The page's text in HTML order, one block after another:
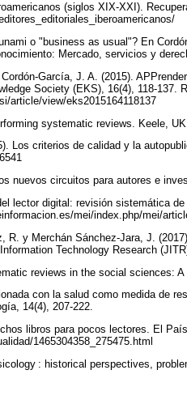
(siglos XIX-XXI).
o "business as usual"? En
Mercado, servicios y
García, J. A. (2015).
Society (EKS), 16(4), 118-137.
article/view/eks2015164118137
systematic reviews. Keele,
Los criterios de calidad y la
nuevos circuitos para autores e
lector digital: revisión sistemática
mei/index.php/mei/
R. y Merchán Sánchez-Jara, J.
Technology Research
reviews in the social sciences:
con la salud como medida de
14(4), 207-222.
libros para pocos lectores. El
1465304358_275475.html
: historical perspectives,